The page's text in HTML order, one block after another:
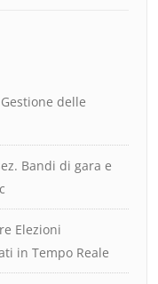
delle
Bandi di gara e
Elezioni
in Tempo Reale